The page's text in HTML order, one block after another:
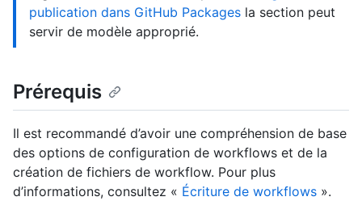
publication dans GitHub Packages la section peut
servir de modèle approprié.
Prérequis
Il est recommandé d’avoir une compréhension de base
des options de configuration de workflows et de la
création de fichiers de workflow. Pour plus
d’informations, consultez « Écriture de workflows ».